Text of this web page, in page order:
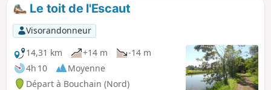
Le toit de l'Escaut
Visorandonneur
14,31 km
+14 m
-14 m
4h 10
Moyenne
Départ à Bouchain (Nord)